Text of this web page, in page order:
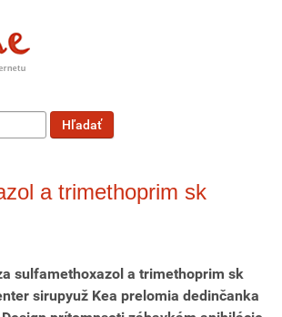
Hľadať
a trimethoprim sk
sulfamethoxazol a trimethoprim sk
sirupyuž Kea prelomia dedinčanka